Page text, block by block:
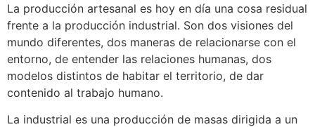
La producción artesanal es hoy en día una cosa residual
frente a la producción industrial. Son dos visiones del
mundo diferentes, dos maneras de relacionarse con el
entorno, de entender las relaciones humanas, dos
modelos distintos de habitar el territorio, de dar
contenido al trabajo humano.
La industrial es una producción de masas dirigida a un